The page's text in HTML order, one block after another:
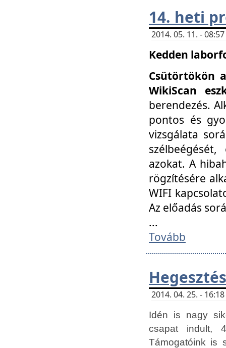
14. heti
2014. 05. 11. -
Kedden
Csütörtökön
WikiScan
berendezés.
pontos és
vizsgálata
azokat. A
rögzítésére
WIFI
Az előadás
...
Tovább
2014. 04. 25. -
Idén is nagy
csapat indult,
Támogatóink is